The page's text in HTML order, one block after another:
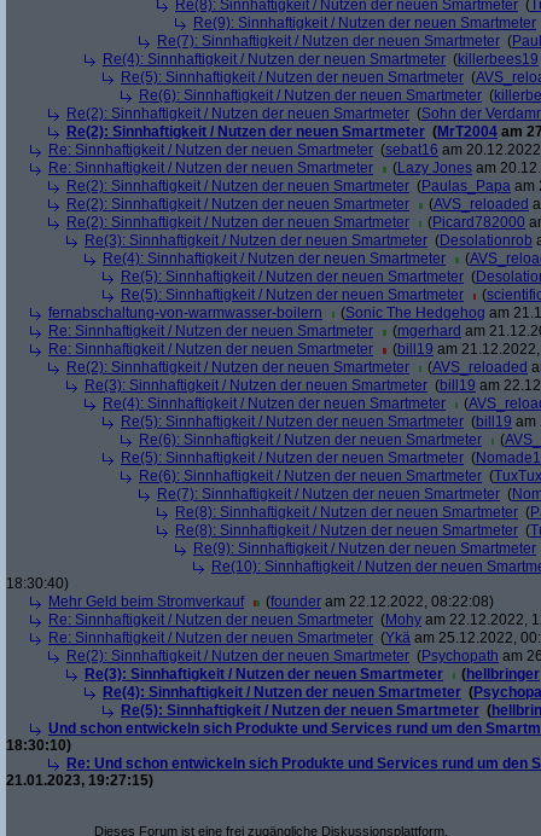
Re(8): Sinnhaftigkeit / Nutzen der neuen Smartmeter (
Re(9): Sinnhaftigkeit / Nutzen der neuen Smartmeter
Re(7): Sinnhaftigkeit / Nutzen der neuen Smartmeter (
Re(4): Sinnhaftigkeit / Nutzen der neuen Smartmeter (killerbees19
Re(5): Sinnhaftigkeit / Nutzen der neuen Smartmeter (
Re(6): Sinnhaftigkeit / Nutzen der neuen Smartmeter (
Re(2): Sinnhaftigkeit / Nutzen der neuen Smartmeter (Sohn der
Re(2): Sinnhaftigkeit / Nutzen der neuen Smartmeter (MrT2004 am
Re: Sinnhaftigkeit / Nutzen der neuen Smartmeter (sebat16 am
Re: Sinnhaftigkeit / Nutzen der neuen Smartmeter
(Lazy Jones am
Re(2): Sinnhaftigkeit / Nutzen der neuen Smartmeter (Paulas_Papa am
Re(2): Sinnhaftigkeit / Nutzen der neuen Smartmeter
(AVS_reloaded
Re(2): Sinnhaftigkeit / Nutzen der neuen Smartmeter
(Picard782000
Re(3): Sinnhaftigkeit / Nutzen der neuen Smartmeter (Desolationrob
Re(4): Sinnhaftigkeit / Nutzen der neuen Smartmeter
(
Re(5): Sinnhaftigkeit / Nutzen der neuen Smartmeter (
Re(5): Sinnhaftigkeit / Nutzen der neuen Smartmeter
(
fernabschaltung-von-warmwasser-boilern
(Sonic The Hedgehog am
Re: Sinnhaftigkeit / Nutzen der neuen Smartmeter
(mgerhard am
Re: Sinnhaftigkeit / Nutzen der neuen Smartmeter
(bill19 am
Re(2): Sinnhaftigkeit / Nutzen der neuen Smartmeter
(AVS_reloaded
Re(3): Sinnhaftigkeit / Nutzen der neuen Smartmeter (bill19 am
Re(4): Sinnhaftigkeit / Nutzen der neuen Smartmeter
(
Re(5): Sinnhaftigkeit / Nutzen der neuen Smartmeter (bill19 am
Re(6): Sinnhaftigkeit / Nutzen der neuen Smartmeter
(
Re(5): Sinnhaftigkeit / Nutzen der neuen Smartmeter (Nomade1
Re(6): Sinnhaftigkeit / Nutzen der neuen Smartmeter (TuxTux
Re(7): Sinnhaftigkeit / Nutzen der neuen Smartmeter (
Re(8): Sinnhaftigkeit / Nutzen der neuen Smartmeter (
Re(8): Sinnhaftigkeit / Nutzen der neuen Smartmeter (
Re(9): Sinnhaftigkeit / Nutzen der neuen Smartmeter
Re(10): Sinnhaftigkeit / Nutzen der neuen
18:30:40)
Mehr Geld beim Stromverkauf
(founder am 22.12.2022, 08:22:08)
Re: Sinnhaftigkeit / Nutzen der neuen Smartmeter (Mohy am 22.12.2022,
Re: Sinnhaftigkeit / Nutzen der neuen Smartmeter (Ykä am 25.12.2022,
Re(2): Sinnhaftigkeit / Nutzen der neuen Smartmeter (Psychopath am
Re(3): Sinnhaftigkeit / Nutzen der neuen Smartmeter
(hellbringer
Re(4): Sinnhaftigkeit / Nutzen der neuen Smartmeter (
Re(5): Sinnhaftigkeit / Nutzen der neuen Smartmeter (
Und schon entwickeln sich Produkte und Services rund um den
18:30:10)
Re: Und schon entwickeln sich Produkte und Services rund um den
21.01.2023, 19:27:15)
Dieses Forum ist eine frei zugängliche Diskussionsplattform.